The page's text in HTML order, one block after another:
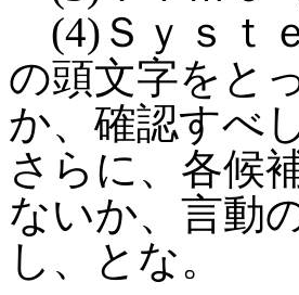
(4)Ｓｙｓｔ
の頭文字をと
か、確認すべ
さらに、各候
ないか、言動
し、とな。